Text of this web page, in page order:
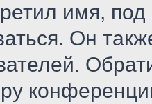
имя,
Он